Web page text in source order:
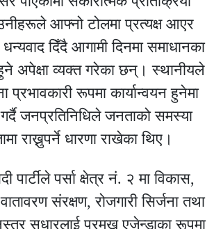
आफ्नो टोलमा प्रत्यक्ष आएर
दिँदै आगामी दिनमा समाधानका
अपेक्षा व्यक्त गरेका छन्। स्थानीयले
प्रभावकारी रूपमा कार्यान्वयन हुनेमा
जनप्रतिनिधिले जनताको समस्या
राख्नुपर्ने धारणा राखेका थिए।
पार्टीले पर्सा क्षेत्र नं. २ मा विकास,
वातावरण संरक्षण, रोजगारी सिर्जना तथा
सुधारलाई प्रमुख एजेन्डाका रूपमा